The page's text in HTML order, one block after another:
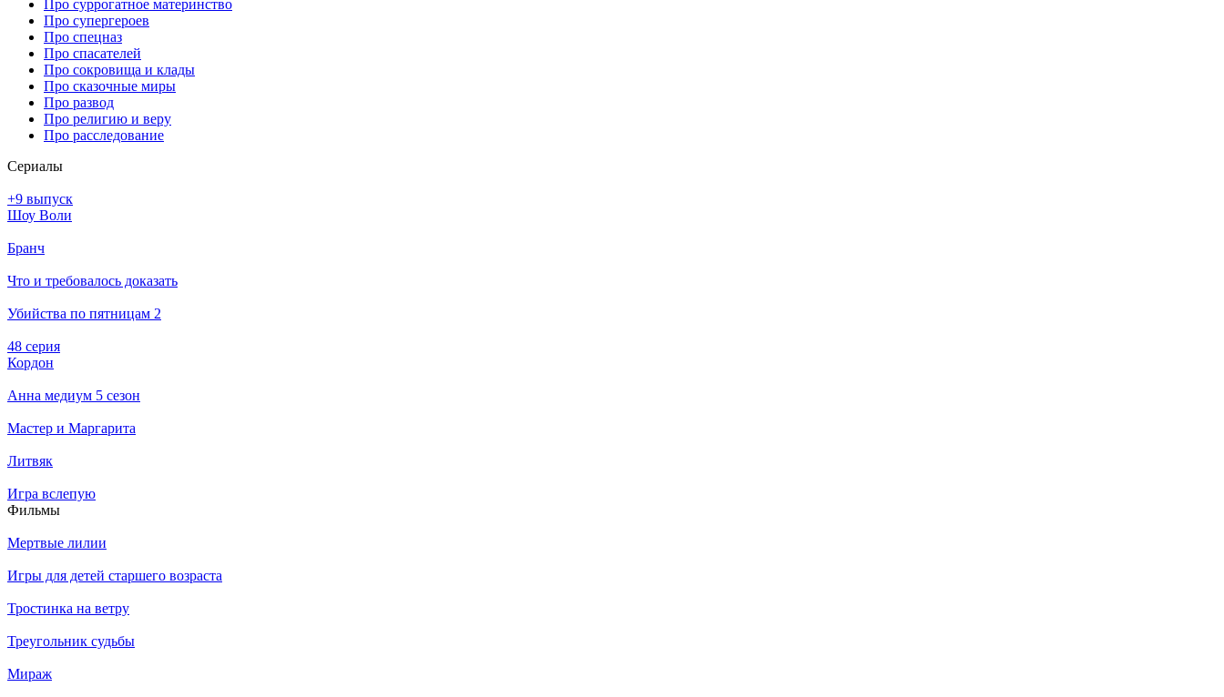
Про суррогатное материнство
Про супергероев
Про спецназ
Про спасателей
Про сокровища и клады
Про сказочные миры
Про развод
Про религию и веру
Про расследование
Се­риа­лы
+9 выпуск
Шоу Воли
Бранч
Что и требовалось доказать
Убийства по пятницам 2
48 серия
Кордон
Анна медиум 5 сезон
Мастер и Маргарита
Литвяк
Игра вслепую
Филь­мы
Мертвые лилии
Игры для детей старшего возраста
Тростинка на ветру
Треугольник судьбы
Мираж